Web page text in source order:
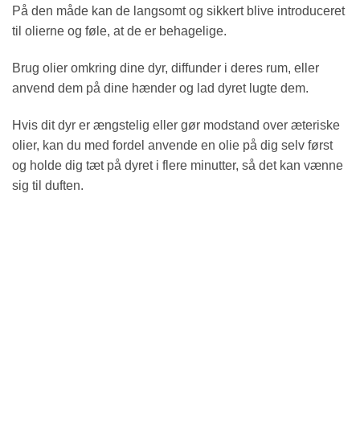
På den måde kan de langsomt og sikkert blive introduceret
til olierne og føle, at de er behagelige.
Brug olier omkring dine dyr, diffunder i deres rum, eller
anvend dem på dine hænder og lad dyret lugte dem.
Hvis dit dyr er ængstelig eller gør modstand over æteriske
olier, kan du med fordel anvende en olie på dig selv først
og holde dig tæt på dyret i flere minutter, så det kan vænne
sig til duften.